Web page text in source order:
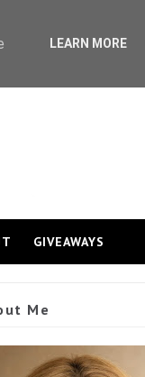
GIVEAWAYS
Me
LEARN MORE